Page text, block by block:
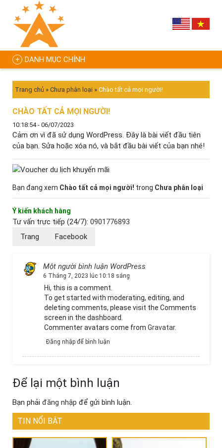
DANH MỤC CHÍNH
Trang chủ » Chưa phân loại » Chào tất cả mọi người!
CHÀO TẤT CẢ MỌI NGƯỜI!
10:18:54 - 06/07/2023
Cảm ơn vì đã sử dụng WordPress. Đây là bài viết đầu tiên
của bạn. Sửa hoặc xóa nó, và bắt đầu bài viết của bạn nhé!
Bạn đang xem Chào tất cả mọi người! trong Chưa phân loại
Ý kiến khách hàng
Tư vấn trực tiếp (24/7): 0901776893
Trang
Facebook
Một người bình luận WordPress
6 Tháng 7, 2023 lúc 10:18 sáng
Hi, this is a comment.
To get started with moderating, editing, and
deleting comments, please visit the Comments
screen in the dashboard.
Commenter avatars come from Gravatar.
Đăng nhập để bình luận
Để lại một bình luận
Bạn phải đăng nhập để gửi bình luận.
TIN NỔI BẬT